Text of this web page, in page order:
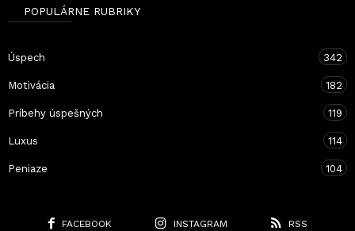
POPULÁRNE RUBRIKY
Úspech 342
Motivácia 182
Príbehy úspešných 119
Luxus 114
Peniaze 104
FACEBOOK INSTAGRAM RSS